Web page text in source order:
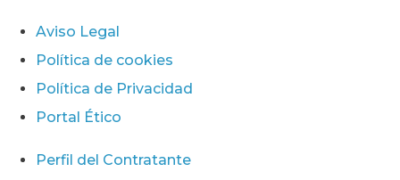
Aviso Legal
Política de cookies
Política de Privacidad
Portal Ético
Perfil del Contratante